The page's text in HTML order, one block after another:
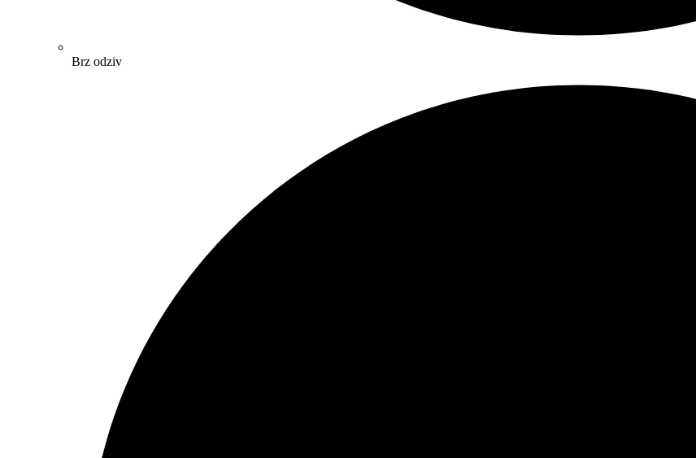
Brz odziv